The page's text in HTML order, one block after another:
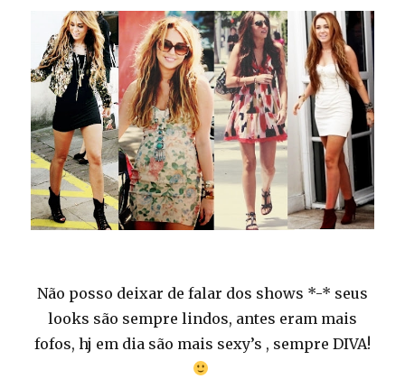
Não posso deixar de falar dos shows *-* seus
looks são sempre lindos, antes eram mais
fofos, hj em dia são mais sexy’s , sempre DIVA!